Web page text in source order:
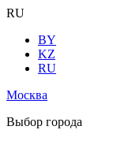
RU
BY
KZ
RU
Москва
Выбор города